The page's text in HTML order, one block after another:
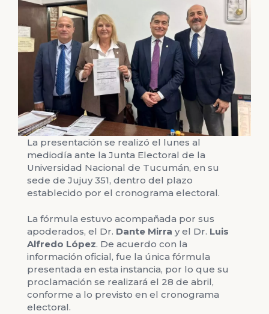
La presentación se realizó el lunes al
mediodía ante la Junta Electoral de la
Universidad Nacional de Tucumán, en su
sede de Jujuy 351, dentro del plazo
establecido por el cronograma electoral.
La fórmula estuvo acompañada por sus
apoderados, el Dr. Dante Mirra y el Dr. Luis
Alfredo López. De acuerdo con la
información oficial, fue la única fórmula
presentada en esta instancia, por lo que su
proclamación se realizará el 28 de abril,
conforme a lo previsto en el cronograma
electoral.